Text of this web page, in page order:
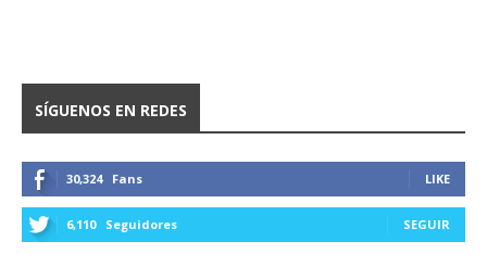
SÍGUENOS EN REDES
30,324 Fans LIKE
6,110 Seguidores SEGUIR